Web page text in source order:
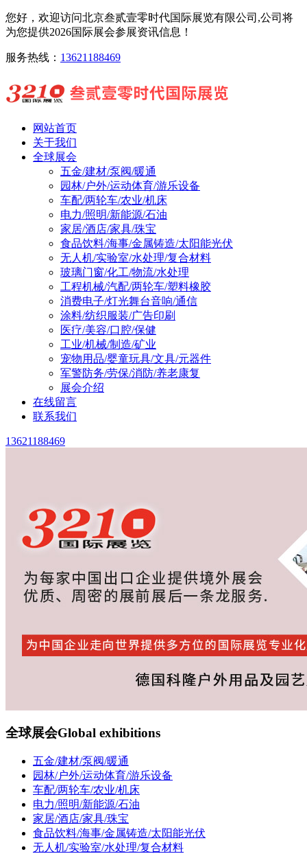
您好，欢迎访问北京叁贰壹零时代国际展览有限公司,公司将
为您提供2026国际展会参展资讯信息！
服务热线： 13621188469
网站首页
关于我们
全球展会
五金/建材/泵阀/暖通
园林/户外/运动体育/游乐设备
车配/两轮车/农业/机床
电力/照明/新能源/石油
家居/酒店/家具/珠宝
食品饮料/海事/金属铸造/太阳能光伏
无人机/实验室/水处理/复合材料
玻璃门窗/化工/物流/水处理
工程机械/汽配/两轮车/塑料橡胶
消费电子/灯光舞台音响/通信
涂料/纺织服装/广告印刷
医疗/美容/口腔/保健
工业/机械/制造/矿业
宠物用品/婴童玩具/文具/元器件
军警防务/劳保/消防/养老康复
展会介绍
在线留言
联系我们
13621188469
全球展会Global exhibitions
五金/建材/泵阀/暖通
园林/户外/运动体育/游乐设备
车配/两轮车/农业/机床
电力/照明/新能源/石油
家居/酒店/家具/珠宝
食品饮料/海事/金属铸造/太阳能光伏
无人机/实验室/水处理/复合材料